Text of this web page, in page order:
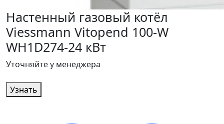
Настенный газовый котёл
Viessmann Vitopend 100-W
WH1D274-24 кВт
Уточняйте у менеджера
Узнать